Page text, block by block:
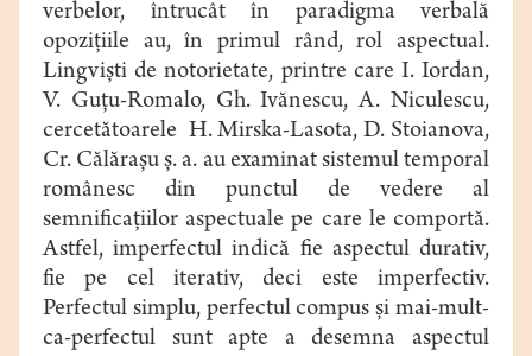
verbelor, întrucât în paradigma verbală
opoziţiile au, în primul rând, rol aspectual.
Lingvişti de notorietate, printre care I. Iordan,
V. Guţu-Romalo, Gh. Ivănescu, A. Niculescu,
cercetătoarele H. Mirska-Lasota, D. Stoianova,
Cr. Călăraşu ş. a. au examinat sistemul temporal
românesc din punctul de vedere al
semnificaţiilor aspectuale pe care le comportă.
Astfel, imperfectul indică fie aspectul durativ,
fie pe cel iterativ, deci este imperfectiv.
Perfectul simplu, perfectul compus şi mai-mult-
ca-perfectul sunt apte a desemna aspectul